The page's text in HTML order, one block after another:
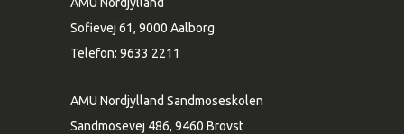
Sofievej 61, 9000 Aalborg
Telefon: 9633 2211
AMU Nordjylland Sandmoseskolen
Sandmosevej 486, 9460 Brovst